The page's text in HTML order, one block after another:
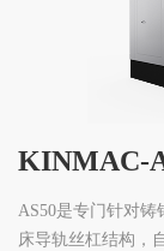
KINMAC-
AS50是专门针对
床导轨丝杠结构，